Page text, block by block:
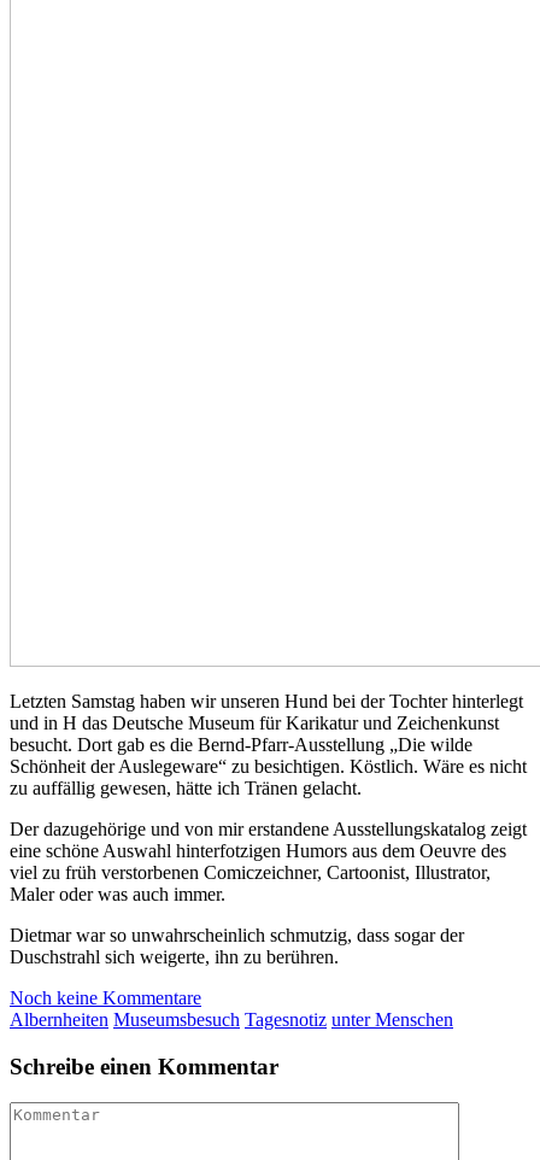
Letzten Samstag haben wir unseren Hund bei der Tochter hinterlegt
und in H das Deutsche Museum für Karikatur und Zeichenkunst
besucht. Dort gab es die Bernd-Pfarr-Ausstellung „Die wilde
Schönheit der Auslegeware“ zu besichtigen. Köstlich. Wäre es nicht
zu auffällig gewesen, hätte ich Tränen gelacht.
Der dazugehörige und von mir erstandene Ausstellungskatalog zeigt
eine schöne Auswahl hinterfotzigen Humors aus dem Oeuvre des
viel zu früh verstorbenen Comiczeichner, Cartoonist, Illustrator,
Maler oder was auch immer.
Dietmar war so unwahrscheinlich schmutzig, dass sogar der
Duschstrahl sich weigerte, ihn zu berühren.
Noch keine Kommentare
Albernheiten Museumsbesuch Tagesnotiz unter Menschen
Schreibe einen Kommentar